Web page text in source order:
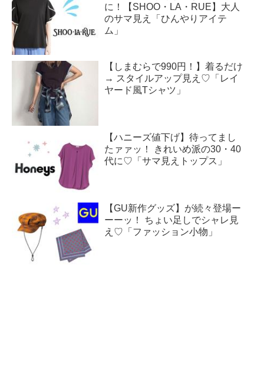
に！【SHOO・LA・RUE】大人
のサマ見え「ひんやりアイテ
ム」
【しまむらで990円！】着るだけ
→ スタイルアップ見え♡「レイ
ヤード風Tシャツ」
【ハニーズ値下げ】待ってまし
たァァッ！ きれいめ派の30・40
代に♡「サマ見えトップス」
【GU新作グッズ】が続々登場ー
ーーッ！ ちょい足しでシャレ見
え♡「ファッション小物」